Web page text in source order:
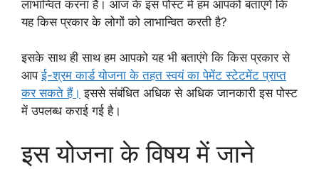
लाभान्वित करना है। आज के इस पोस्ट में हम आपको बताएंगे कि
यह किस प्रकार के लोगों को लाभान्वित करती है?
इसके साथ ही साथ हम आपको यह भी बताएंगे कि किस प्रकार से
आपई-श्रम कार्ड योजना के तहत स्वयं का पेमेंट स्टेटमेंट प्राप्त
कर सकते हैं। इससे संबंधित अधिक से अधिक जानकारी इस पोस्ट
में उपलब्ध कराई गई है।
इस योजना के विषय में जाने